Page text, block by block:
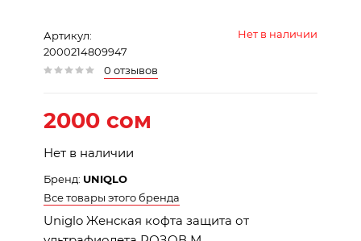
Артикул:
2000214809947
Нет в наличии
0 отзывов
2000 сом
Нет в наличии
Бренд: UNIQLO
Все товары этого бренда
Uniglo Женская кофта защита от